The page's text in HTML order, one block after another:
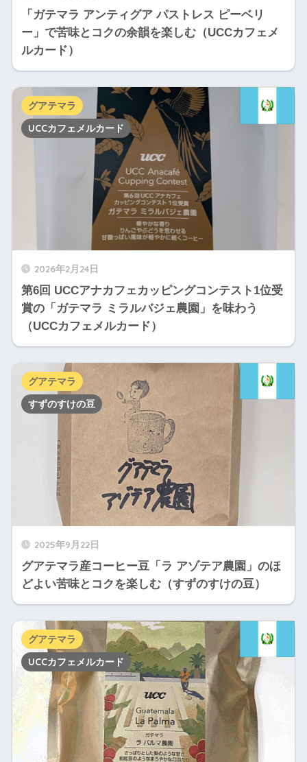
「ガテマラ アンティグア パストレス ピーベリ
ー」で苦味とコクの余韻を楽しむ（UCCカフェメ
ルカード）
2026年2月24日
第6回 UCCアナカフェカッピングコンテスト1位受
賞の「ガテマラ ミラルバジェ農園」を味わう
（UCCカフェメルカード）
グアテマラ
UCCカフェメルカード
2025年9月22日
グアテマラ産コーヒー豆「ラ アゾテア農園」のほ
どよい苦味とコクを楽しむ（すずのすけの豆）
グアテマラ
すずのすけの豆
グアテマラ
UCCカフェメルカード